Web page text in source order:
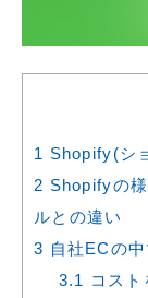
1 Shopify(シ
2 Shopifyの
ルとの違い
3 自社ECの
3.1 コスト